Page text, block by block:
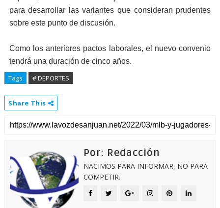
para desarrollar las variantes que consideran prudentes
sobre este punto de discusión.
Como los anteriores pactos laborales, el nuevo convenio
tendrá una duración de cinco años.
Tags # DEPORTES
Share This
Por: Redacción
NACIMOS PARA INFORMAR, NO PARA
COMPETIR.